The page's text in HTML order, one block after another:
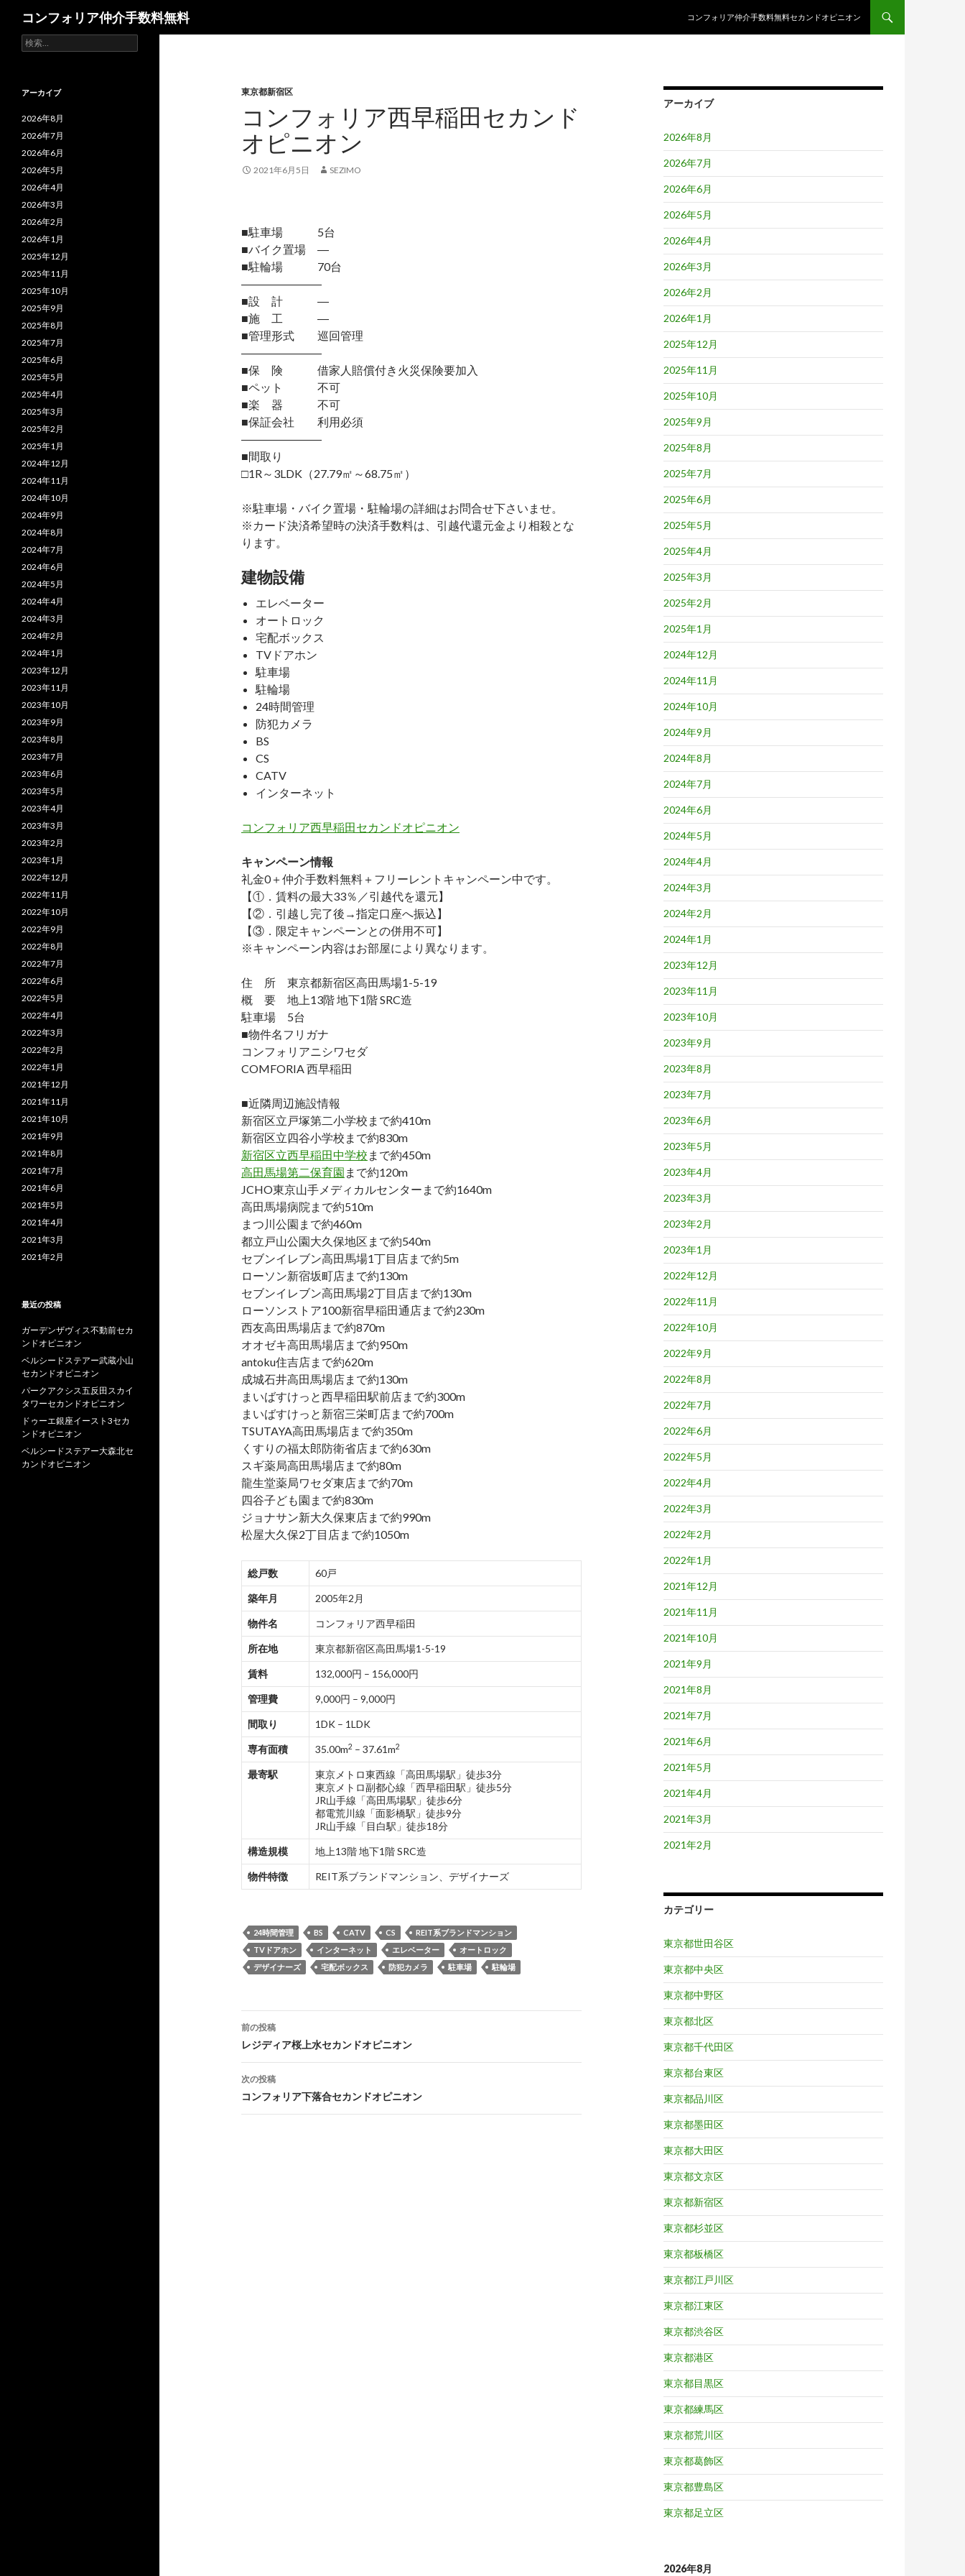
コンフォリア仲介手数料無料
コンフォリア仲介手数料無料セカンドオピニオン
東京都新宿区
コンフォリア西早稲田セカンド
オピニオン
2021年6月5日 SEZIMO
■駐車場 5台
■バイク置場 ―
■駐輪場 70台
―――――――
■設 計 ―
■施 工 ―
■管理形式 巡回管理
―――――――
■保 険 借家人賠償付き火災保険要加入
■ペット 不可
■楽 器 不可
■保証会社 利用必須
―――――――
■間取り
□1R～3LDK（27.79㎡～68.75㎡）
※駐車場・バイク置場・駐輪場の詳細はお問合せ下さいませ。
※カード決済希望時の決済手数料は、引越代還元金より相殺とな
ります。
建物設備
エレベーター
オートロック
宅配ボックス
TVドアホン
駐車場
駐輪場
24時間管理
防犯カメラ
BS
CS
CATV
インターネット
コンフォリア西早稲田セカンドオピニオン
キャンペーン情報
礼金0＋仲介手数料無料 ＋ フリーレント キャンペーン中です。
【①．賃料の最大33％／引越代を還元】
【②．引越し完了後→指定口座へ振込】
【③．限定キャンペーンとの併用不可】
※キャンペーン内容はお部屋により異なります。
住 所 東京都新宿区高田馬場1-5-19
概 要 地上13階 地下1階 SRC造
駐車場 5台
■物件名フリガナ
コンフォリアニシワセダ
COMFORIA 西早稲田
■近隣周辺施設情報
新宿区立戸塚第二小学校まで約410m
新宿区立四谷小学校まで約830m
新宿区立西早稲田中学校 まで約450m
高田馬場第二保育園 まで約120m
JCHO東京山手メディカルセンターまで約1640m
高田馬場病院まで約510m
まつ川公園まで約460m
都立戸山公園大久保地区まで約540m
セブンイレブン高田馬場1丁目店まで約5m
ローソン新宿坂町店まで約130m
セブンイレブン高田馬場2丁目店まで約130m
ローソンストア100新宿早稲田通店まで約230m
西友高田馬場店まで約870m
オオゼキ高田馬場店まで約950m
antoku住吉店まで約620m
成城石井高田馬場店まで約130m
まいばすけっと西早稲田駅前店まで約300m
まいばすけっと新宿三栄町店まで約700m
TSUTAYA高田馬場店まで約350m
くすりの福太郎防衛省店まで約630m
スギ薬局高田馬場店まで約80m
龍生堂薬局ワセダ東店まで約70m
四谷子ども園まで約830m
ジョナサン新大久保東店まで約990m
松屋大久保2丁目店まで約1050m
総戸数 60戸
築年月 2005年2月
物件名 コンフォリア西早稲田
所在地 東京都新宿区高田馬場1-5-19
賃料 132,000円 – 156,000円
管理費 9,000円 – 9,000円
間取り 1DK – 1LDK
専有面積 35.00m2 – 37.61m2
最寄駅
東京メトロ東西線「高田馬場駅」徒歩3分
東京メトロ副都心線「西早稲田駅」徒歩5分
JR山手線「高田馬場駅」徒歩6分
都電荒川線「面影橋駅」徒歩9分
JR山手線「目白駅」徒歩18分
構造規模 地上13階 地下1階 SRC造
物件特徴 REIT系ブランドマンション、デザイナーズ
24時間管理 BS CATV CS
REIT系ブランドマンション
TVドアホン
インターネット エレベーター
オートロック
デザイナーズ
宅配ボックス 防犯カメラ 駐車場 駐輪場
投
稿
ナ
ビ
ゲ
前の投稿
レジディア桜上水セカンドオピニオン
次の投稿
コンフォリア下落合セカンドオピニオン
アーカイブ
2026年8月
2026年7月
2026年6月
2026年5月
2026年4月
2026年3月
2026年2月
2026年1月
2025年12月
2025年11月
2025年10月
2025年9月
2025年8月
2025年7月
2025年6月
2025年5月
2025年4月
2025年3月
2025年2月
2025年1月
2024年12月
2024年11月
2024年10月
2024年9月
2024年8月
2024年7月
2024年6月
2024年5月
2024年4月
2024年3月
2024年2月
2024年1月
2023年12月
2023年11月
2023年10月
2023年9月
2023年8月
2023年7月
2023年6月
2023年5月
2023年4月
2023年3月
2023年2月
2023年1月
2022年12月
2022年11月
2022年10月
2022年9月
2022年8月
2022年7月
2022年6月
2022年5月
2022年4月
2022年3月
2022年2月
2022年1月
2021年12月
2021年11月
2021年10月
2021年9月
2021年8月
2021年7月
2021年6月
2021年5月
2021年4月
2021年3月
2021年2月
カテゴリー
東京都世田谷区
東京都中央区
東京都中野区
東京都北区
東京都千代田区
東京都台東区
東京都品川区
東京都墨田区
東京都大田区
東京都文京区
東京都新宿区
東京都杉並区
東京都板橋区
東京都江戸川区
東京都江東区
東京都渋谷区
東京都港区
東京都目黒区
東京都練馬区
東京都荒川区
東京都葛飾区
東京都豊島区
東京都足立区
2026年8月
検
索:
アーカイブ
2026年8月
2026年7月
2026年6月
2026年5月
2026年4月
2026年3月
2026年2月
2026年1月
2025年12月
2025年11月
2025年10月
2025年9月
2025年8月
2025年7月
2025年6月
2025年5月
2025年4月
2025年3月
2025年2月
2025年1月
2024年12月
2024年11月
2024年10月
2024年9月
2024年8月
2024年7月
2024年6月
2024年5月
2024年4月
2024年3月
2024年2月
2024年1月
2023年12月
2023年11月
2023年10月
2023年9月
2023年8月
2023年7月
2023年6月
2023年5月
2023年4月
2023年3月
2023年2月
2023年1月
2022年12月
2022年11月
2022年10月
2022年9月
2022年8月
2022年7月
2022年6月
2022年5月
2022年4月
2022年3月
2022年2月
2022年1月
2021年12月
2021年11月
2021年10月
2021年9月
2021年8月
2021年7月
2021年6月
2021年5月
2021年4月
2021年3月
2021年2月
最近の投稿
ガーデンザヴィス不動前セカ
ンドオピニオン
ベルシードステアー武蔵小山
セカンドオピニオン
パークアクシス五反田スカイ
タワーセカンドオピニオン
ドゥーエ銀座イースト3セカ
ンドオピニオン
ベルシードステアー大森北セ
カンドオピニオン